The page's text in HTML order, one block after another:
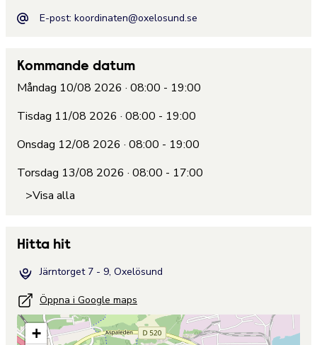
E-post: koordinaten@oxelosund.se
Kommande datum
Måndag 10/08 2026 · 08:00 - 19:00
Tisdag 11/08 2026 · 08:00 - 19:00
Onsdag 12/08 2026 · 08:00 - 19:00
Torsdag 13/08 2026 · 08:00 - 17:00
>Visa alla
Hitta hit
Järntorget 7 - 9, Oxelösund
Öppna i Google maps
+